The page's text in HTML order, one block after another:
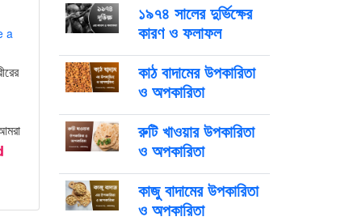
a
১৯৭৪ সালের দুর্ভিক্ষের
কারণ ও ফলাফল
কাঠ বাদামের উপকারিতা
ও অপকারিতা
রুটি খাওয়ার উপকারিতা
ও অপকারিতা
কাজু বাদামের উপকারিতা
ও অপকারিতা